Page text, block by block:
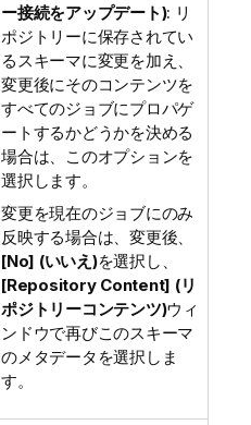
ー接続をアップデート): リ
ポジトリーに保存されてい
るスキーマに変更を加え、
変更後にそのコンテンツを
すべてのジョブにプロパゲ
ートするかどうかを決める
場合は、このオプションを
選択します。
変更を現在のジョブにのみ
反映する場合は、変更後、
[No] (いいえ)を選択し、
[Repository Content] (リ
ポジトリーコンテンツ)ウィ
ンドウで再びこのスキーマ
のメタデータを選択しま
す。